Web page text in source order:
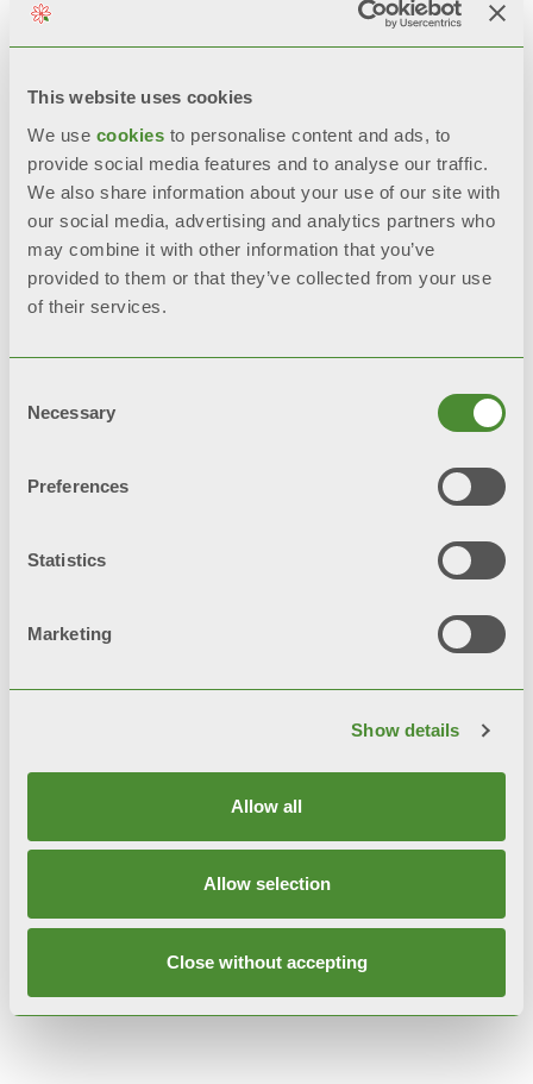
This website uses cookies
We use cookies to personalise content and ads, to
provide social media features and to analyse our traffic.
We also share information about your use of our site with
our social media, advertising and analytics partners who
may combine it with other information that you’ve
provided to them or that they’ve collected from your use
of their services.
Selection
Necessary
Preferences
Statistics
Marketing
Show details
Allow all
Allow selection
Close without accepting
Повна антикорозійна обробка
Aleternum, як стандарт
Висока стійкість до корозії
Подвійне покриття для міцної
НАДІСЛАТИ ЗАПИТ
Опис
Технічні дані
Документація